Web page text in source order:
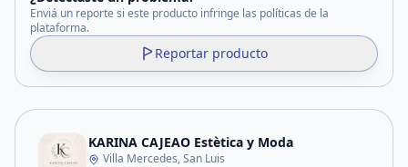
Enviá un reporte si este producto infringe las políticas de la
plataforma.
Reportar producto
KARINA CAJEAO Estètica y Moda
Villa Mercedes, San Luis